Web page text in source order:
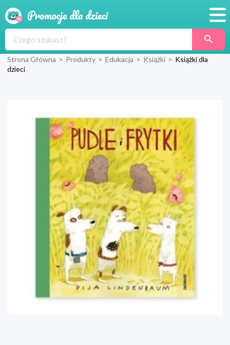
Produkty
Wyprawka
Strona Główna > Produkty > Edukacja > Książki > Książki dla
dzieci